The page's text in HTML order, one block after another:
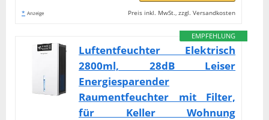
* Anzeige Preis inkl. MwSt., zzgl. Versandkosten
EMPFEHLUNG
Luftentfeuchter Elektrisch
2800ml, 28dB Leiser
Energiesparender
Raumentfeuchter mit Filter,
für Keller Wohnung